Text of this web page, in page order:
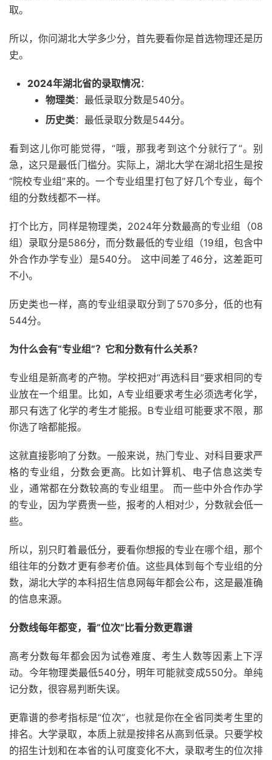
取。
所以，你问湖北大学多少分，首先要看你是首选物理还是历
史。
2024年湖北省的录取情况：
物理类：最低录取分数是540分。
历史类：最低录取分数是544分。
看到这儿你可能觉得，“哦，那我考到这个分就行了”。别
急，这只是最低门槛分。实际上，湖北大学在湖北招生是按
“院校专业组”来的。一个专业组里打包了好几个专业，每个
组的分数线都不一样。
打个比方，同样是物理类，2024年分数最高的专业组（08
组）录取分是586分，而分数最低的专业组（19组，包含中
外合作办学专业）是540分。 这中间差了46分，这差距可
不小。
历史类也一样，高的专业组录取分到了570多分，低的也有
544分。
为什么会有“专业组”？它和分数有什么关系？
专业组是新高考的产物。学校把对“再选科目”要求相同的专
业放在一个组里。比如，A专业组要求考生必须选考化学，
那只有选了化学的考生才能报。B专业组可能要求不限，那
你选了啥都能报。
这就直接影响了分数。一般来说，热门专业、对科目要求严
格的专业组，分数会更高。比如计算机、电子信息这类专
业，通常都在分数较高的专业组里。 而一些中外合作办学
的专业，因为学费贵一些，报考的人相对少，分数就会低一
些。
所以，别只盯着最低分，要看你想报的专业在哪个组，那个
组往年的分数才更有参考价值。这些具体到每个专业组的分
数，湖北大学的本科招生信息网每年都会公布，这是最准确
的信息来源。
分数线每年都变，看“位次”比看分数更靠谱
高考分数每年都会因为试卷难度、考生人数等因素上下浮
动。今年物理类最低540分，明年可能就变成550分。单纯
记分数，很容易判断失误。
更靠谱的参考指标是“位次”，也就是你在全省同类考生里的
排名。大学录取，本质上就是按排名从高到低录。只要学校
的招生计划和在本省的认可度变化不大，录取考生的位次排